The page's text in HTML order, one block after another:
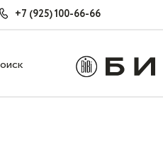
+7 (925) 100-66-66